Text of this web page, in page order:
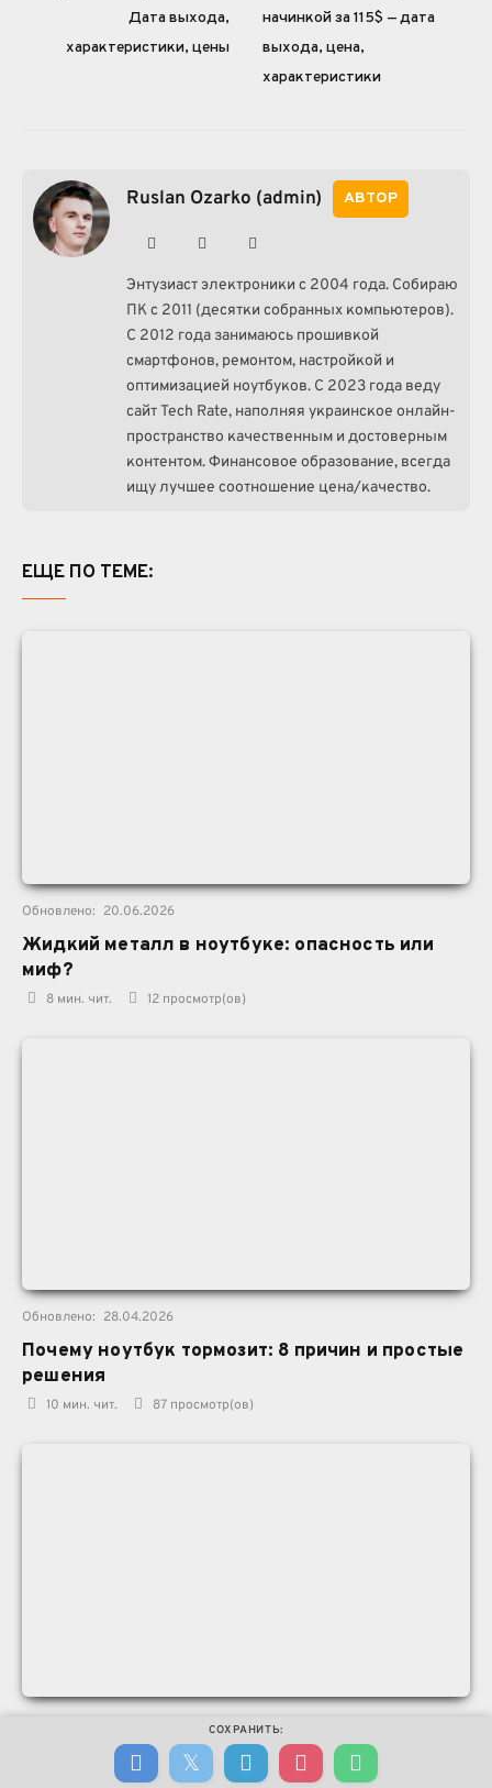
СОХРАНИТЬ:
Дата выхода,
характеристики, цены
начинкой за 115$ — дата
выхода, цена,
характеристики
Ruslan Ozarko (admin) АВТОР
Website Facebook
Энтузиаст электроники с 2004 года. Собираю
ПК с 2011 (десятки собранных компьютеров).
С 2012 года занимаюсь прошивкой
смартфонов, ремонтом, настройкой и
оптимизацией ноутбуков. С 2023 года веду
сайт Tech Rate, наполняя украинское онлайн-
пространство качественным и достоверным
контентом. Финансовое образование, всегда
ищу лучшее соотношение цена/качество.
ЕЩЕ ПО ТЕМЕ:
Обновлено: 20.06.2026
Жидкий металл в ноутбуке: опасность или
миф?
8 мин. чит. 12 просмотр(ов)
Обновлено: 28.04.2026
Почему ноутбук тормозит: 8 причин и простые
решения
10 мин. чит. 87 просмотр(ов)
RTX 5050, 5060 или 5070 (Ti): какую
видеокарту выбрать в ноутбуке?